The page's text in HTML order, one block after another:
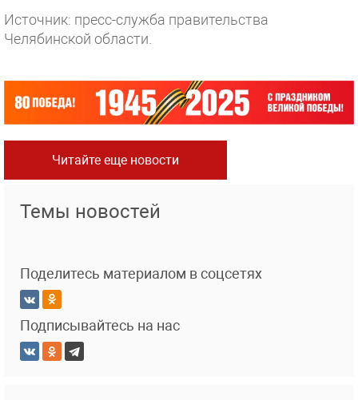
Источник: пресс-служба правительства
Челябинской области.
Читайте еще новости
Темы новостей
Поделитесь материалом в соцсетях
Подписывайтесь на нас